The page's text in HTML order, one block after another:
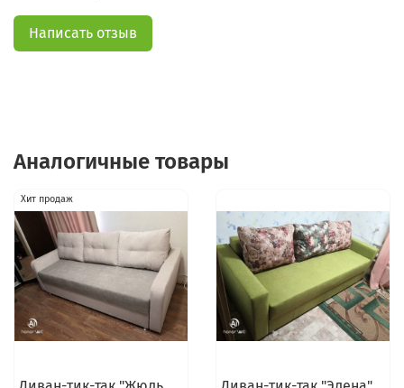
Написать отзыв
Аналогичные товары
Хит продаж